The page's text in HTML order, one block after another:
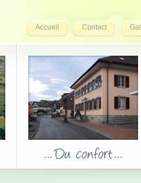
Accueil Contact